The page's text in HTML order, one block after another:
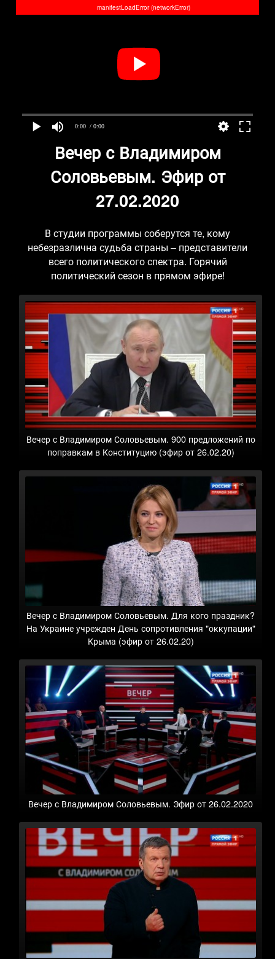
0:00 / 0:00
manifestLoadError (networkError)
Вечер с Владимиром
Соловьевым. Эфир от
27.02.2020
В студии программы соберутся те, кому
небезразлична судьба страны – представители
всего политического спектра. Горячий
политический сезон в прямом эфире!
Вечер с Владимиром Соловьевым. 900 предложений по
поправкам в Конституцию (эфир от 26.02.20)
Вечер с Владимиром Соловьевым. Для кого праздник?
На Украине учрежден День сопротивления "оккупации"
Крыма (эфир от 26.02.20)
Вечер с Владимиром Соловьевым. Эфир от 26.02.2020